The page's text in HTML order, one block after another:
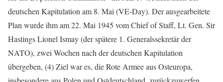
deutschen Kapitulation am 8. Mai (VE-Day). Der ausgearbeitete
Plan wurde ihm am 22. Mai 1945 vom Chief of Staff, Lt. Gen. Sir
Hastings Lionel Ismay (der spätere 1. Generalssekretär der
NATO), zwei Wochen nach der deutschen Kapitulation
übergeben, (4) Ziel war es, die Rote Armee aus Osteuropa,